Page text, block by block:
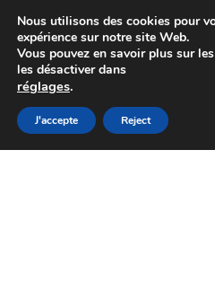
Colissimo livraison
Du lundi au
Aller
à
Aller
au
Nous utilisons des cookies pour
expérience sur notre site Web.
Vous pouvez en savoir plus sur
les désactiver dans
réglages.
J'accepte Reject